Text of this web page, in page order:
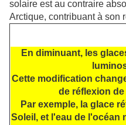
solaire est au contraire
Arctique, contribuant à son
En diminuant, les
Cette modification
de réflexion
Par exemple, la glace
Soleil, et l'eau de l'océan